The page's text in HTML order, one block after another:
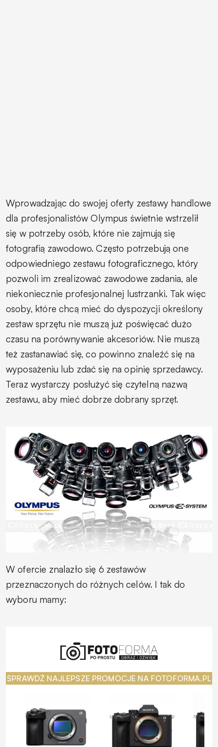
Wprowadzając do swojej oferty zestawy handlowe
dla profesjonalistów Olympus świetnie wstrzelił
się w potrzeby osób, które nie zajmują się
fotografią zawodowo. Często potrzebują one
odpowiedniego zestawu fotograficznego, który
pozwoli im zrealizować zawodowe zadania, ale
niekoniecznie profesjonalnej lustrzanki. Tak więc
osoby, które chcą mieć do dyspozycji określony
zestaw sprzętu nie muszą już poświęcać dużo
czasu na porównywanie akcesoriów. Nie muszą
też zastanawiać się, co powinno znaleźć się na
wyposażeniu lub zdać się na opinię sprzedawcy.
Teraz wystarczy posłużyć się czytelną nazwą
zestawu, aby mieć dobrze dobrany sprzęt.
W ofercie znalazło się 6 zestawów
przeznaczonych do różnych celów. I tak do
wyboru mamy:
SPRAWDŹ NAJLEPSZE PROMOCJE NA FOTOFORMA.PL